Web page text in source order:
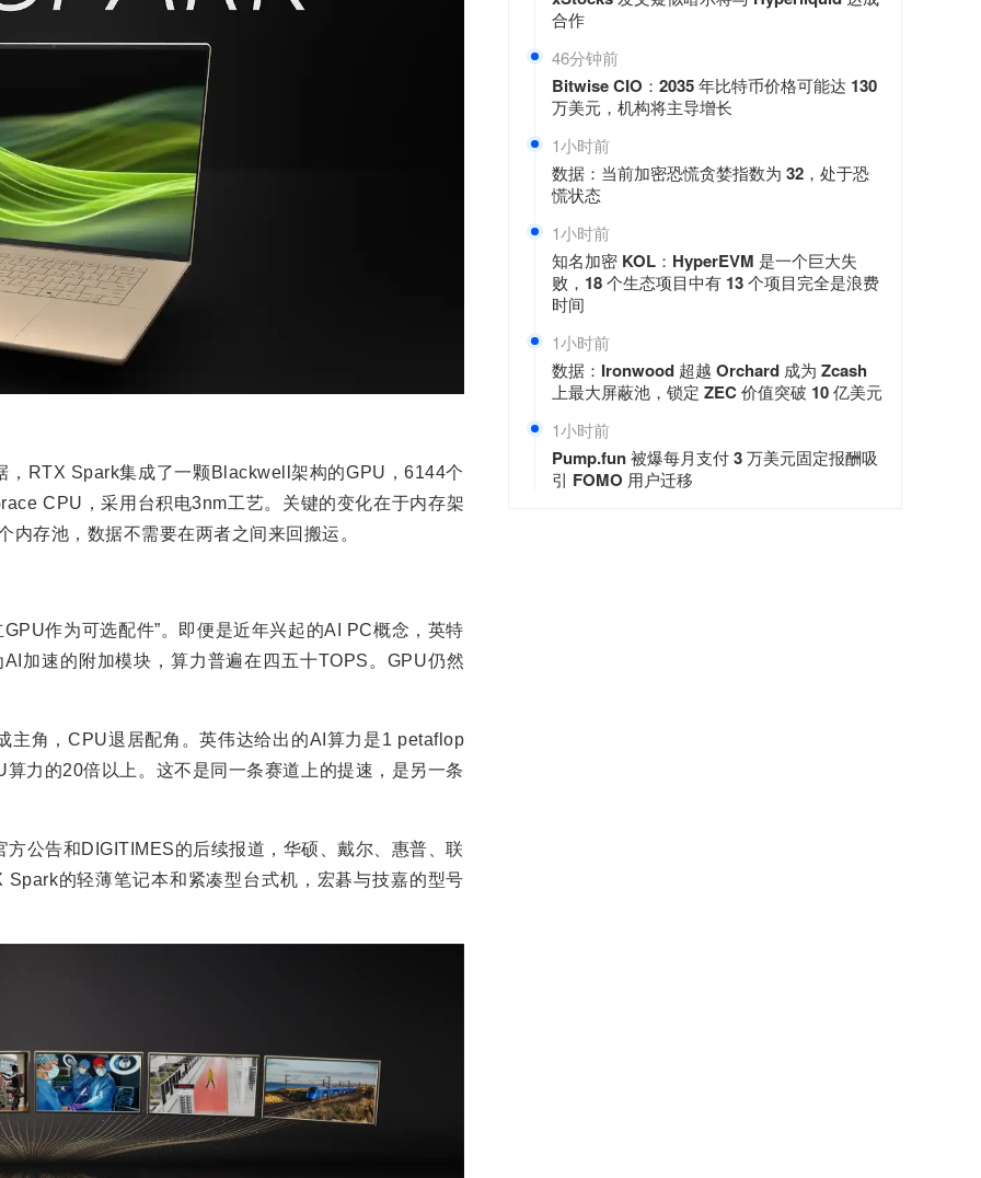
RTX Spark集成了一颗Blackwell架构的GPU，6144个
CPU，采用台积电3nm工艺。关键的变化在于内存架
存池，数据不需要在两者之间来回搬运。
作为可选配件”。即便是近年兴起的AI PC概念，英特
加速的附加模块，算力普遍在四五十TOPS。GPU仍然
角，CPU退居配角。英伟达给出的AI算力是1 petaflop
力的20倍以上。这不是同一条赛道上的提速，是另一条
公告和DIGITIMES的后续报道，华硕、戴尔、惠普、联
的轻薄笔记本和紧凑型台式机，宏碁与技嘉的型号
合作
46分钟前
Bitwise CIO：2035 年比特币价格可能达 130
万美元，机构将主导增长
1小时前
数据：当前加密恐慌贪婪指数为 32，处于恐
慌状态
1小时前
知名加密 KOL：HyperEVM 是一个巨大失
败，18 个生态项目中有 13 个项目完全是浪费
时间
1小时前
数据：Ironwood 超越 Orchard 成为 Zcash
上最大屏蔽池，锁定 ZEC 价值突破 10 亿美元
1小时前
Pump.fun 被爆每月支付 3 万美元固定报酬吸
引 FOMO 用户迁移